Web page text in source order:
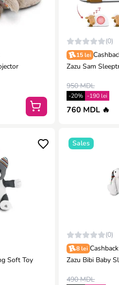
(0)
15 lei
Zazu Sam
950 MDL
-20% -190 lei
760 MDL 🔥
Soft Toy
Sales
(0)
8 lei Cashback
Zazu Bibi Baby
490 MDL